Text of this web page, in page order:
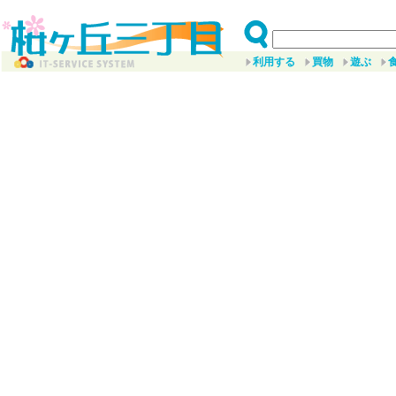
利用する 買物 遊ぶ